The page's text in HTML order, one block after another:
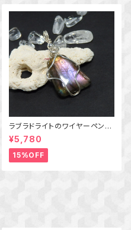
ラブラドライトのワイヤーペンダ
ント
¥5,780
15%OFF